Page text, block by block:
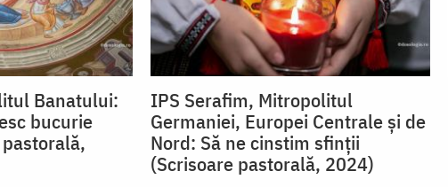
Banatului:
bucurie
IPS Serafim, Mitropolitul
Germaniei, Europei Centrale și de
Nord: Să ne cinstim sfinții
(Scrisoare pastorală, 2024)